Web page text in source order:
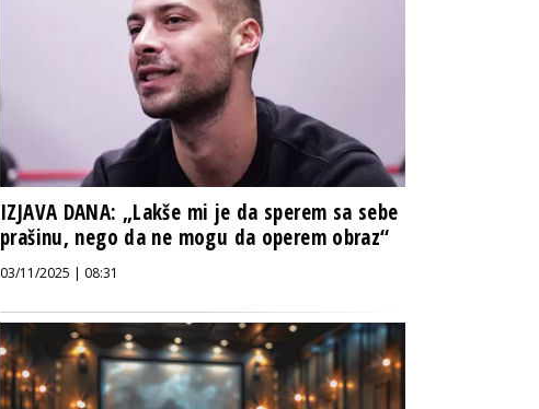
IZJAVA DANA: „Lakše mi je da sperem sa sebe
prašinu, nego da ne mogu da operem obraz“
03/11/2025 | 08:31